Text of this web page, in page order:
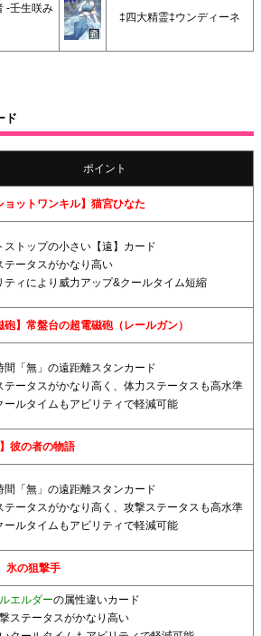
-壬生咲み
‡四大精霊‡ウンディーネ
ド
ポイント
ョットワンキル】猫宮ひなた
ストップの小さい【遠】カード
テータスがかなり高い
ティにより威力アップ&クールタイム短縮
砲】常盤台の超電磁砲（レールガン）
間「無」の遠距離スタンカード
テータスがかなり高く、体力ステータスも高水準
ールタイムもアビリティで軽減可能
】彼の者の物語
間「無」の遠距離スタンカード
テータスがかなり高く、攻撃ステータスも高水準
ールタイムもアビリティで軽減可能
氷の狙撃手
エルダーの属性違いカード
ステータスがかなり高い